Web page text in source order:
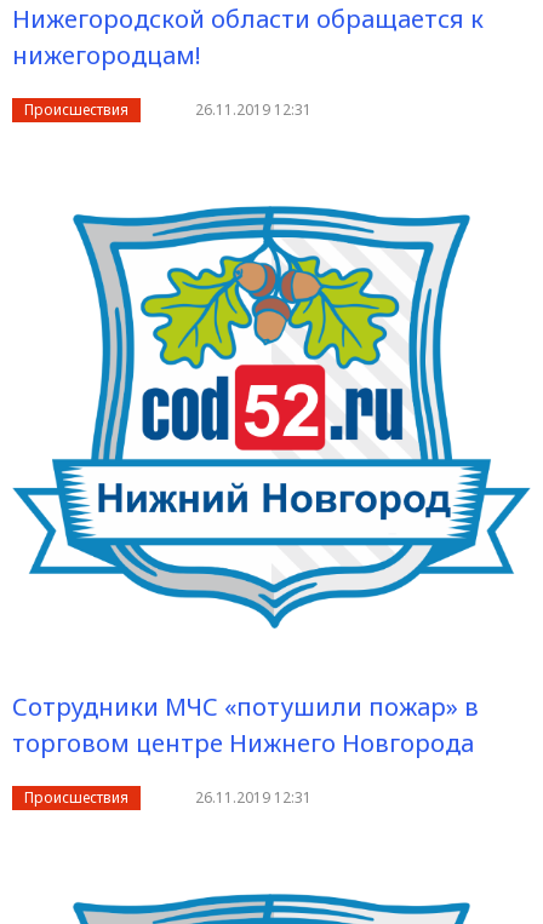
Нижегородской области обращается к
нижегородцам!
Происшествия 26.11.2019 12:31
Сотрудники МЧС «потушили пожар» в
торговом центре Нижнего Новгорода
Происшествия 26.11.2019 12:31